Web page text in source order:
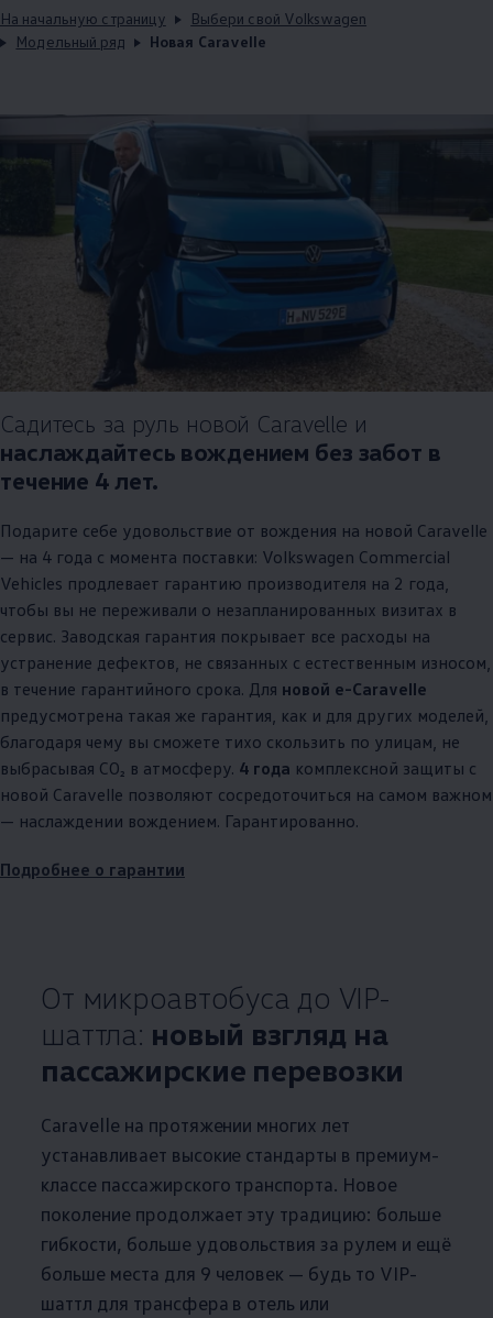
На начальную страницу
Выбери свой Volkswagen
Модельный ряд
Новая Caravelle
Садитесь за руль новой Caravelle и
наслаждайтесь вождением без забот в
течение 4 лет.
Подарите себе удовольствие от вождения на новой Caravelle
— на 4 года с момента поставки: Volkswagen Commercial
Vehicles продлевает гарантию производителя на 2 года,
чтобы вы не переживали о незапланированных визитах в
сервис. Заводская гарантия покрывает все расходы на
устранение дефектов, не связанных с естественным износом,
в течение гарантийного срока. Для новой e-Caravelle
предусмотрена такая же гарантия, как и для других моделей,
благодаря чему вы сможете тихо скользить по улицам, не
выбрасывая CO₂ в атмосферу. 4 года комплексной защиты с
новой Caravelle позволяют сосредоточиться на самом важном
— наслаждении вождением. Гарантированно.
Подробнее о гарантии
От микроавтобуса до VIP-
шаттла: новый взгляд на
пассажирские перевозки
Caravelle на протяжении многих лет
устанавливает высокие стандарты в премиум-
классе пассажирского транспорта. Новое
поколение продолжает эту традицию: больше
гибкости, больше удовольствия за рулем и ещё
больше места для 9 человек — будь то VIP-
шаттл для трансфера в отель или